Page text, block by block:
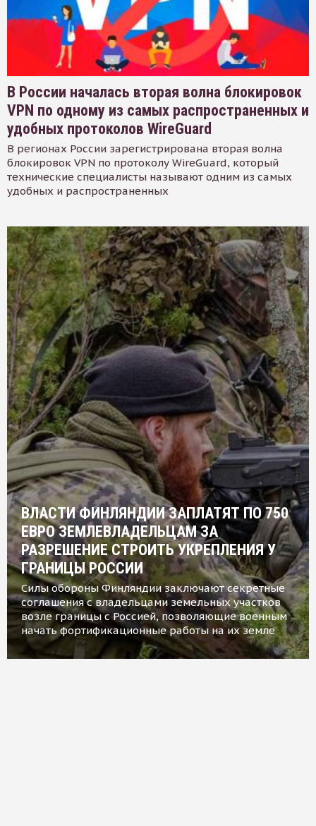
В России началась вторая волна блокировок
VPN по одному из самых распространенных и
удобных протоколов WireGuard
В регионах России зарегистрирована вторая волна
блокировок VPN по протоколу WireGuard, который
технические специалисты называют одним из самых
удобных и распространенных
ВЛАСТИ ФИНЛЯНДИИ ЗАПЛАТЯТ ПО 750
ЕВРО ЗЕМЛЕВЛАДЕЛЬЦАМ ЗА
РАЗРЕШЕНИЕ СТРОИТЬ УКРЕПЛЕНИЯ У
ГРАНИЦЫ РОССИИ
Силы обороны Финляндии заключают секретные
соглашения с владельцами земельных участков
возле границы с Россией, позволяющие военным
начать фортификационные работы на их земле